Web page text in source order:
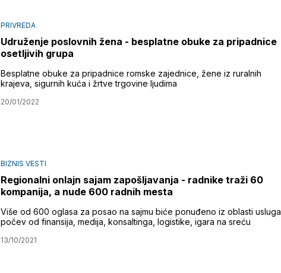
PRIVREDA
Udruženje poslovnih žena - besplatne obuke za pripadnice
osetljivih grupa
Besplatne obuke za pripadnice romske zajednice, žene iz ruralnih
krajeva, sigurnih kuća i žrtve trgovine ljudima
20/01/2022
BIZNIS VESTI
Regionalni onlajn sajam zapošljavanja - radnike traži 60
kompanija, a nude 600 radnih mesta
Više od 600 oglasa za posao na sajmu biće ponuđeno iz oblasti usluga,
počev od finansija, medija, konsaltinga, logistike, igara na sreću
13/10/2021